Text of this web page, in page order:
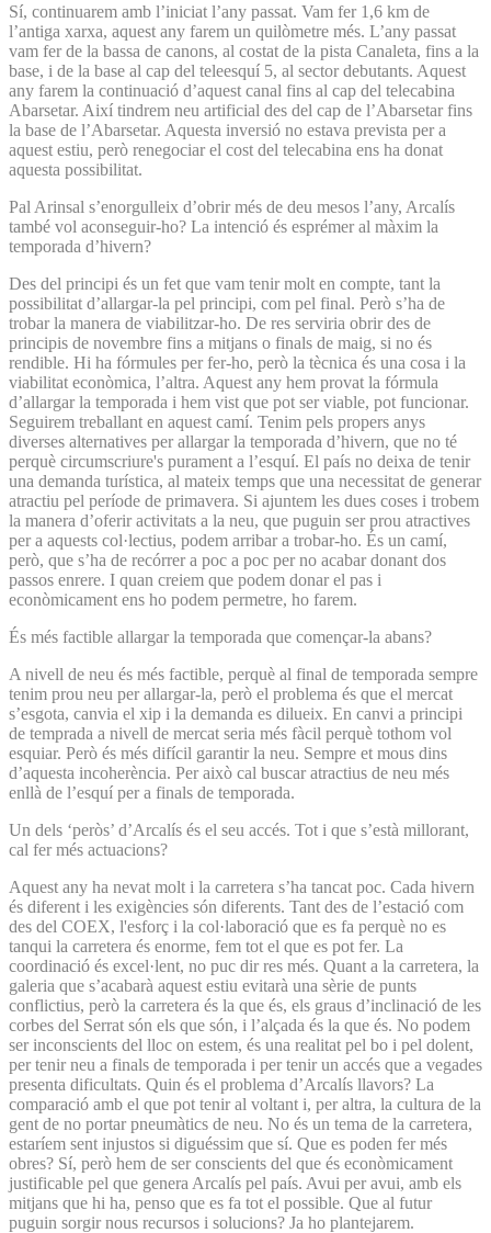
Sí, continuarem amb l’iniciat l’any passat. Vam fer 1,6 km de
l’antiga xarxa, aquest any farem un quilòmetre més. L’any passat
vam fer de la bassa de canons, al costat de la pista Canaleta, fins a la
base, i de la base al cap del teleesquí 5, al sector debutants. Aquest
any farem la continuació d’aquest canal fins al cap del telecabina
Abarsetar. Així tindrem neu artificial des del cap de l’Abarsetar fins
la base de l’Abarsetar. Aquesta inversió no estava prevista per a
aquest estiu, però renegociar el cost del telecabina ens ha donat
aquesta possibilitat.
Pal Arinsal s’enorgulleix d’obrir més de deu mesos l’any, Arcalís
també vol aconseguir-ho? La intenció és esprémer al màxim la
temporada d’hivern?
Des del principi és un fet que vam tenir molt en compte, tant la
possibilitat d’allargar-la pel principi, com pel final. Però s’ha de
trobar la manera de viabilitzar-ho. De res serviria obrir des de
principis de novembre fins a mitjans o finals de maig, si no és
rendible. Hi ha fórmules per fer-ho, però la tècnica és una cosa i la
viabilitat econòmica, l’altra. Aquest any hem provat la fórmula
d’allargar la temporada i hem vist que pot ser viable, pot funcionar.
Seguirem treballant en aquest camí. Tenim pels propers anys
diverses alternatives per allargar la temporada d’hivern, que no té
perquè circumscriure's purament a l’esquí. El país no deixa de tenir
una demanda turística, al mateix temps que una necessitat de generar
atractiu pel període de primavera. Si ajuntem les dues coses i trobem
la manera d’oferir activitats a la neu, que puguin ser prou atractives
per a aquests col·lectius, podem arribar a trobar-ho. És un camí,
però, que s’ha de recórrer a poc a poc per no acabar donant dos
passos enrere. I quan creiem que podem donar el pas i
econòmicament ens ho podem permetre, ho farem.
És més factible allargar la temporada que començar-la abans?
A nivell de neu és més factible, perquè al final de temporada sempre
tenim prou neu per allargar-la, però el problema és que el mercat
s’esgota, canvia el xip i la demanda es dilueix. En canvi a principi
de temprada a nivell de mercat seria més fàcil perquè tothom vol
esquiar. Però és més difícil garantir la neu. Sempre et mous dins
d’aquesta incoherència. Per això cal buscar atractius de neu més
enllà de l’esquí per a finals de temporada.
Un dels ‘peròs’ d’Arcalís és el seu accés. Tot i que s’està millorant,
cal fer més actuacions?
Aquest any ha nevat molt i la carretera s’ha tancat poc. Cada hivern
és diferent i les exigències són diferents. Tant des de l’estació com
des del COEX, l'esforç i la col·laboració que es fa perquè no es
tanqui la carretera és enorme, fem tot el que es pot fer. La
coordinació és excel·lent, no puc dir res més. Quant a la carretera, la
galeria que s’acabarà aquest estiu evitarà una sèrie de punts
conflictius, però la carretera és la que és, els graus d’inclinació de les
corbes del Serrat són els que són, i l’alçada és la que és. No podem
ser inconscients del lloc on estem, és una realitat pel bo i pel dolent,
per tenir neu a finals de temporada i per tenir un accés que a vegades
presenta dificultats. Quin és el problema d’Arcalís llavors? La
comparació amb el que pot tenir al voltant i, per altra, la cultura de la
gent de no portar pneumàtics de neu. No és un tema de la carretera,
estaríem sent injustos si diguéssim que sí. Que es poden fer més
obres? Sí, però hem de ser conscients del que és econòmicament
justificable pel que genera Arcalís pel país. Avui per avui, amb els
mitjans que hi ha, penso que es fa tot el possible. Que al futur
puguin sorgir nous recursos i solucions? Ja ho plantejarem.